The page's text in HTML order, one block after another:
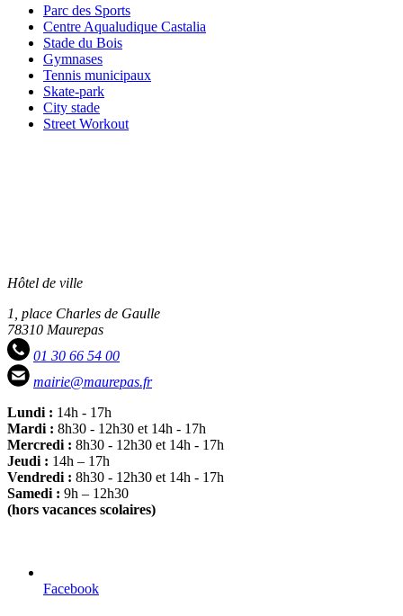
Parc
des
Sports
Parc des Sports
Centre
Aqualudique
Castalia
Centre Aqualudique Castalia
Stade
du
Bois
Stade du Bois
Gymnases
Gymnases
Tennis
municipaux
Tennis municipaux
Skate-
park
Skate-park
City
stade
City stade
Street
Street Workout
Hôtel de ville
1, place Charles de Gaulle
78310 Maurepas
01 30 66 54 00
mairie@maurepas.fr
Lundi : 14h - 17h
Mardi : 8h30 - 12h30 et 14h - 17h
Mercredi : 8h30 - 12h30 et 14h - 17h
Jeudi : 14h – 17h
Vendredi : 8h30 - 12h30 et 14h - 17h
Samedi : 9h – 12h30
(hors vacances scolaires)
Facebook